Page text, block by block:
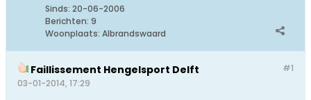
Sinds: 20-06-2006
Berichten: 9
Woonplaats: Albrandswaard
#1
Faillissement Hengelsport Delft
03-01-2014, 17:29